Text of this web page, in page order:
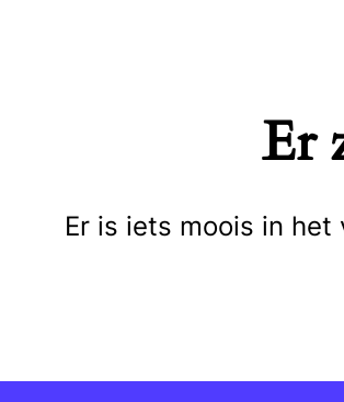
Er
Er is iets moois in